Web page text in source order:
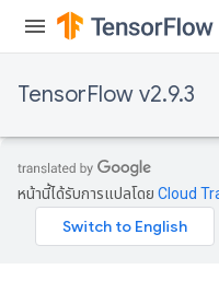
TensorFlow v2.9.3
หน้านี้ได้รับการแปลโดย Cloud